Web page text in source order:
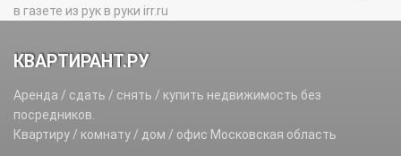
в газете из рук в руки irr.ru
КВАРТИРАНТ.РУ
Аренда / сдать / снять / купить недвижимость без
посредников.
Квартиру / комнату / дом / офис Московская область